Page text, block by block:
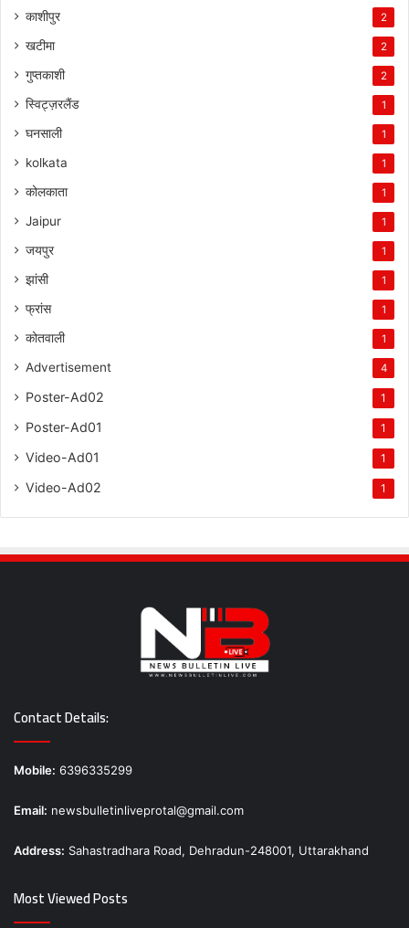
काशीपुर 2
खटीमा 2
गुप्तकाशी 2
स्विट्ज़रलैंड 1
घनसाली 1
kolkata 1
कोलकाता 1
Jaipur 1
जयपुर 1
झांसी 1
फ्रांस 1
कोतवाली 1
Advertisement 4
Poster-Ad02 1
Poster-Ad01 1
Video-Ad01 1
Video-Ad02 1
Contact Details:
Mobile: 6396335299
Email: newsbulletinliveprotal@gmail.com
Address: Sahastradhara Road, Dehradun-248001, Uttarakhand
Most Viewed Posts